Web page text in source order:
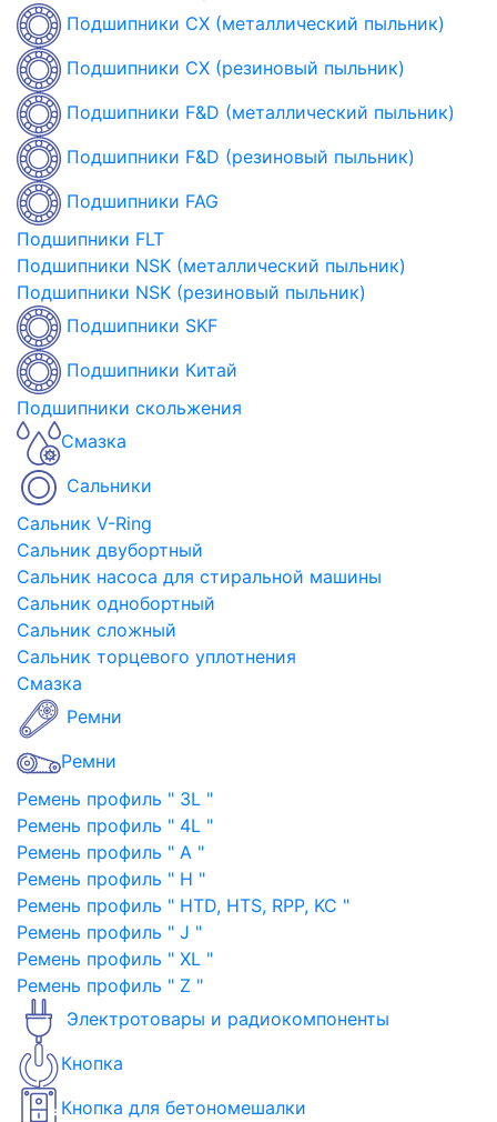
Подшипники CX (металлический пыльник)
Подшипники CX (резиновый пыльник)
Подшипники F&D (металлический пыльник)
Подшипники F&D (резиновый пыльник)
Подшипники FAG
Подшипники FLT
Подшипники NSK (металлический пыльник)
Подшипники NSK (резиновый пыльник)
Подшипники SKF
Подшипники Китай
Подшипники скольжения
Смазка
Сальники
Сальник V-Ring
Сальник двубортный
Сальник насоса для стиральной машины
Сальник однобортный
Сальник сложный
Сальник торцевого уплотнения
Смазка
Ремни
Ремни
Ремень профиль " 3L "
Ремень профиль " 4L "
Ремень профиль " A "
Ремень профиль " H "
Ремень профиль " HTD, HTS, RPP, KC "
Ремень профиль " J "
Ремень профиль " XL "
Ремень профиль " Z "
Электротовары и радиокомпоненты
Кнопка
Кнопка для бетономешалки